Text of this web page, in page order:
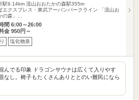
駅9.14km 流山おおたかの森駅355m
エクスプレス・東武アーバンパークライン 「流山お
の森」…
間 6:00～26:00
金 950円～
塩化物泉
んでる印象 ドラゴンサウナは広くて入りやす
なし。椅子もたくさんありととのい難民になら